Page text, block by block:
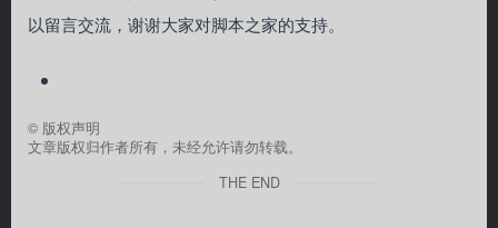
以留言交流，谢谢大家对脚本之家的支持。
© 版权声明
文章版权归作者所有，未经允许请勿转载。
THE END